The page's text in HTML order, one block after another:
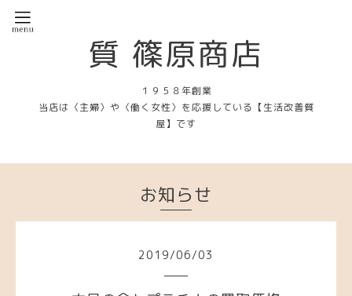
質 篠原商店
１９５８年創業
当店は〈主婦〉や〈働く女性〉を応援している【生活改善質
屋】です
お知らせ
2019/06/03